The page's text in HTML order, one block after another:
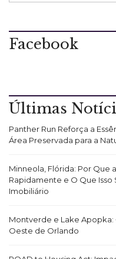
Facebook
Últimas
Panther Run Reforça a
Área Preservada para a
Minneola, Flórida: Por Que
Rapidamente e O Que
Imobiliário
Montverde e Lake
Oeste de Orlando